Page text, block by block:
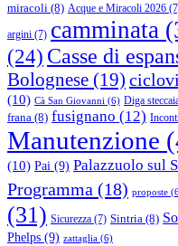
miracoli (8) Acque e Miracoli 2026
argini (7) camminata
(24) Casse di
Bolognese (19)
(10) Cà San Giovanni (6) Diga
frana (8) fusignano (12)
Manutenzione
(10) Pai (9) Palazzuolo sul
Programma (18) proposte
(31) Sicurezza (7) Sintria (8)
Phelps (9) zattaglia (6)